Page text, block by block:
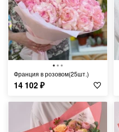
Франция в розовом(25шт.)
14 102₽